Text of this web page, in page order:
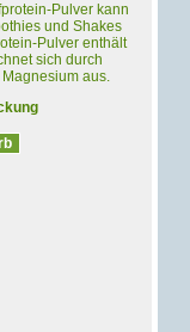
Pulver kann
und Shakes
Pulver enthält
sich durch
aus.